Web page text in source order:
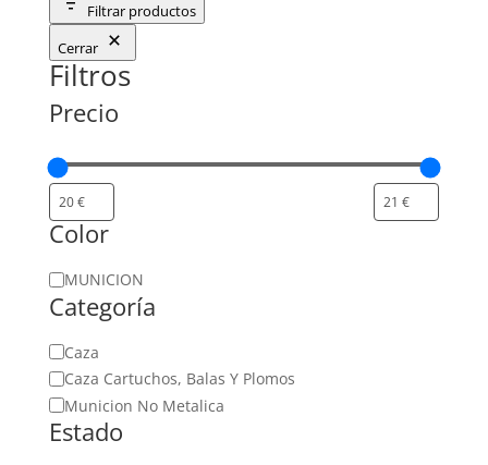
Filtrar productos
Cerrar
Filtros
Precio
Color
Color
MUNICION
Categoría
Categoría
Caza
Caza Cartuchos, Balas Y Plomos
Municion No Metalica
Estado